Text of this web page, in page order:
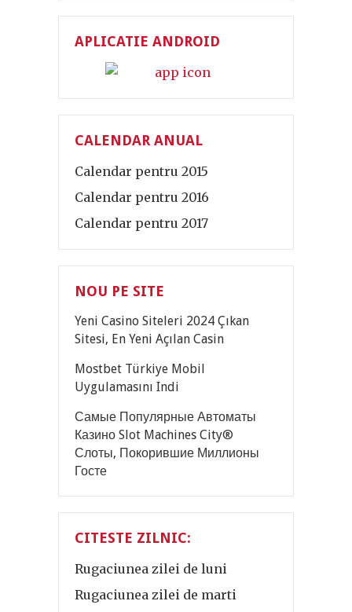
APLICATIE ANDROID
CALENDAR ANUAL
Calendar pentru 2015
Calendar pentru 2016
Calendar pentru 2017
NOU PE SITE
Yeni Casino Siteleri 2024 Çıkan
Sitesi, En Yeni Açılan Casin
Mostbet Türkiye Mobil
Uygulamasını Indi
Самые Популярные Автоматы
Казино Slot Machines City®
Слоты, Покорившие Миллионы
Госте
CITESTE ZILNIC:
Rugaciunea zilei de luni
Rugaciunea zilei de marti